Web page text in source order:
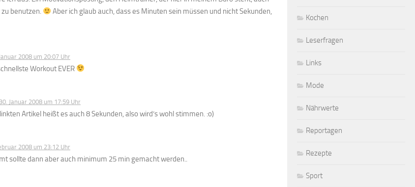
benutzen.
Aber ich glaub auch, dass es Minuten sein müssen und nicht Sekunden,
2008 um 20:07 Uhr
Workout EVER
30. Januar 2008 um 17:59 Uhr
Artikel heißt es auch 8 Sekunden, also wird’s wohl stimmen. :o)
2008 um 23:12 Uhr
sollte dann aber auch minimum 25 min gemacht werden..
Kochen
Leserfragen
Links
Mode
Nährwerte
Reportagen
Rezepte
Sport